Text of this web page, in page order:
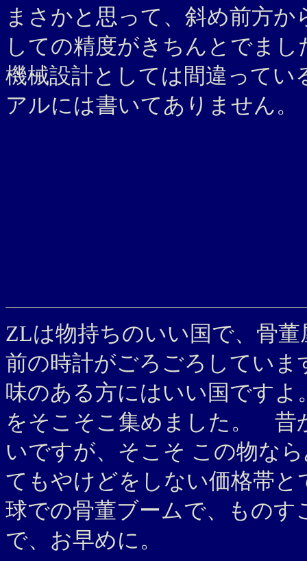
まさかと思って、斜め前方
しての精度がきちんとでまし
機械設計としては間違って
アルには書いてありません
ZLは物持ちのいい国で、骨
前の時計がごろごろしてい
味のある方にはいい国です
をそこそこ集めました。 昔
いですが、そこそ この物な
てもやけどをしない価格帯
球での骨董ブームで、もの
で、お早めに。